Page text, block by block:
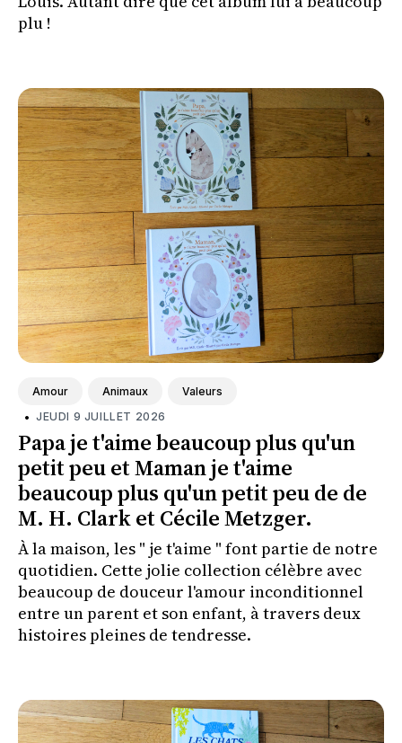
plu !
Amour Animaux Valeurs
• JEUDI 9 JUILLET 2026
Papa je t'aime beaucoup plus qu'un
petit peu et Maman je t'aime
beaucoup plus qu'un petit peu de de
M. H. Clark et Cécile Metzger.
À la maison, les " je t'aime " font partie de notre
quotidien. Cette jolie collection célèbre avec
beaucoup de douceur l'amour inconditionnel
entre un parent et son enfant, à travers deux
histoires pleines de tendresse.